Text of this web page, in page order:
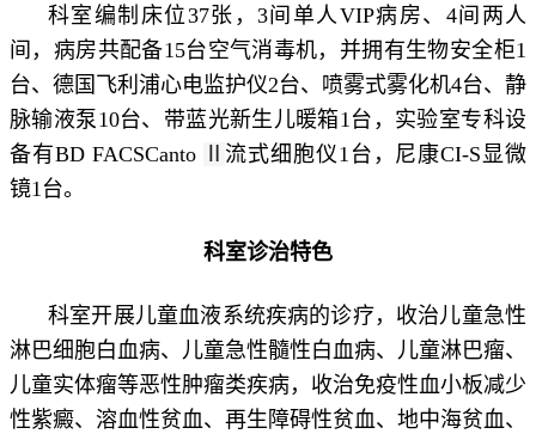
科室编制床位37张，3间单人VIP病房、4间两人
间，病房共配备15台空气消毒机，并拥有生物安全柜1
台、德国飞利浦心电监护仪2台、喷雾式雾化机4台、静
脉输液泵10台、带蓝光新生儿暖箱1台，实验室专科设
备有BD FACSCanto
流式细胞仪1台，尼康CI-S显微
镜1台。
科室诊治特色
科室开展儿童血液系统疾病的诊疗，收治儿童急性
淋巴细胞白血病、儿童急性髓性白血病、儿童淋巴瘤、
儿童实体瘤等恶性肿瘤类疾病，收治免疫性血小板减少
性紫癜、溶血性贫血、再生障碍性贫血、地中海贫血、